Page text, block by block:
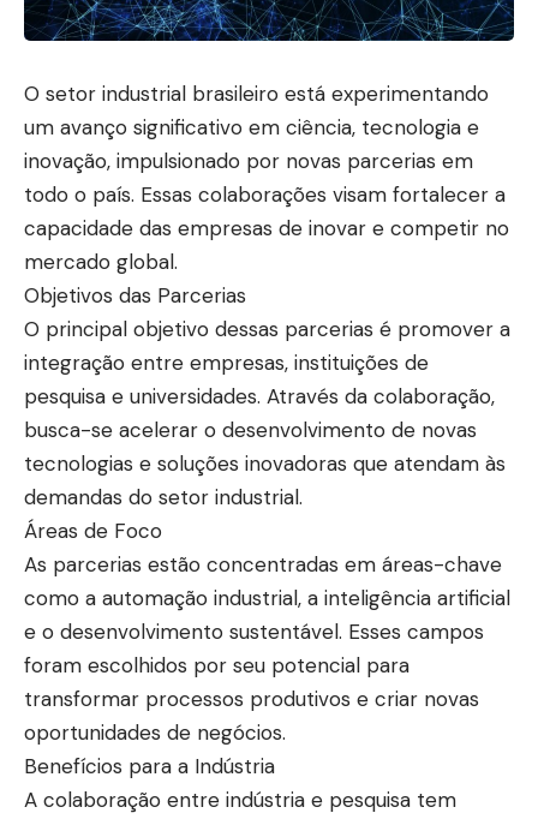
O setor industrial brasileiro está experimentando
um avanço significativo em ciência, tecnologia e
inovação, impulsionado por novas parcerias em
todo o país. Essas colaborações visam fortalecer a
capacidade das empresas de inovar e competir no
mercado global.
Objetivos das Parcerias
O principal objetivo dessas parcerias é promover a
integração entre empresas, instituições de
pesquisa e universidades. Através da colaboração,
busca-se acelerar o desenvolvimento de novas
tecnologias e soluções inovadoras que atendam às
demandas do setor industrial.
Áreas de Foco
As parcerias estão concentradas em áreas-chave
como a automação industrial, a inteligência artificial
e o desenvolvimento sustentável. Esses campos
foram escolhidos por seu potencial para
transformar processos produtivos e criar novas
oportunidades de negócios.
Benefícios para a Indústria
A colaboração entre indústria e pesquisa tem